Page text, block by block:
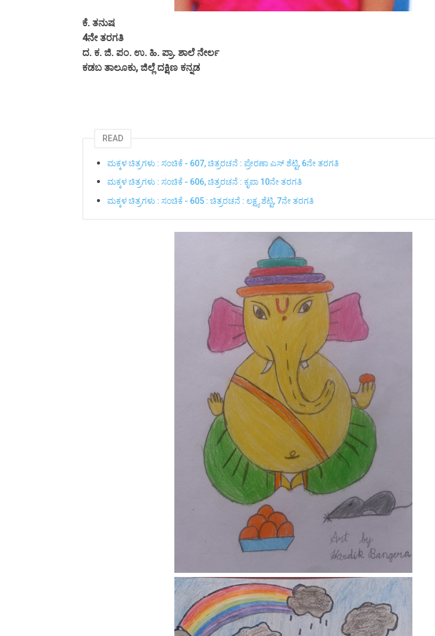
ಕೆ. ತನುಷ
4ನೇ ತರಗತಿ
ದ. ಕ. ಜಿ. ಪಂ. ಉ. ಹಿ. ಪ್ರಾ. ಶಾಲೆ ನೇರ್ಲ
ಕಡಬ ತಾಲೂಕು, ಜಿಲ್ಲೆ ದಕ್ಷಿಣ ಕನ್ನಡ
READ
ಮಕ್ಕಳ ಚಿತ್ರಗಳು : ಸಂಚಿಕೆ - 607, ಚಿತ್ರರಚನೆ : ಪ್ರೇರಣಾ ಎಸ್ ಶೆಟ್ಟಿ, 6ನೇ ತರಗತಿ
ಮಕ್ಕಳ ಚಿತ್ರಗಳು : ಸಂಚಿಕೆ - 606, ಚಿತ್ರರಚನೆ : ಕೃಪಾ 10ನೇ ತರಗತಿ
ಮಕ್ಕಳ ಚಿತ್ರಗಳು : ಸಂಚಿಕೆ - 605 : ಚಿತ್ರರಚನೆ : ಲಕ್ಷ್ಯ ಶೆಟ್ಟಿ, 7ನೇ ತರಗತಿ